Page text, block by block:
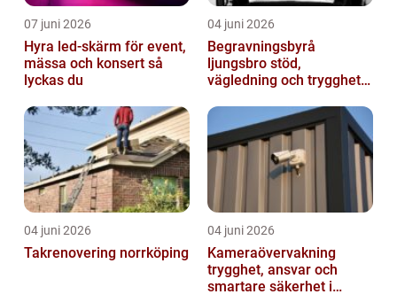
07 juni 2026
Hyra led-skärm för event,
mässa och konsert så
lyckas du
04 juni 2026
Begravningsbyrå
ljungsbro stöd,
vägledning och trygghet
04 juni 2026
Takrenovering norrköping
04 juni 2026
Kameraövervakning
trygghet, ansvar och
smartare säkerhet i